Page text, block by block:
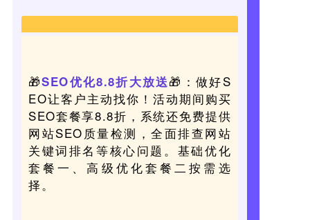
🎁SEO优化8.8折大放送🎁： 做好S
EO让客户主动找你！活动期间购买
SEO套餐享8.8折，系统还免费提供
网站SEO质量检测，全面排查网站
关键词排名等核心问题。基础优化
套餐一、高级优化套餐二按需选
择。